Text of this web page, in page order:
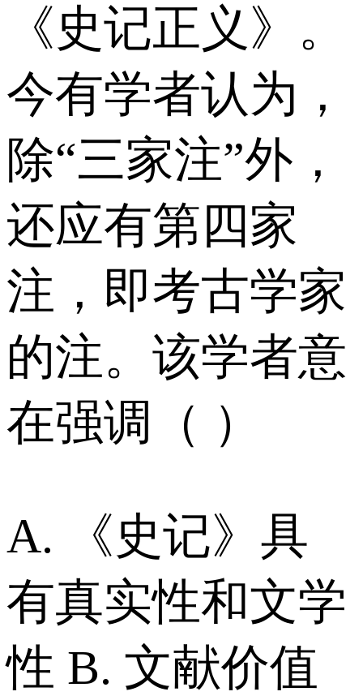
《史记正义》。
今有学者认为，
除“三家注”外，
还应有第四家
注，即考古学家
的注。该学者意
在强调（ ）
A. 《史记》具
有真实性和文学
性 B. 文献价值